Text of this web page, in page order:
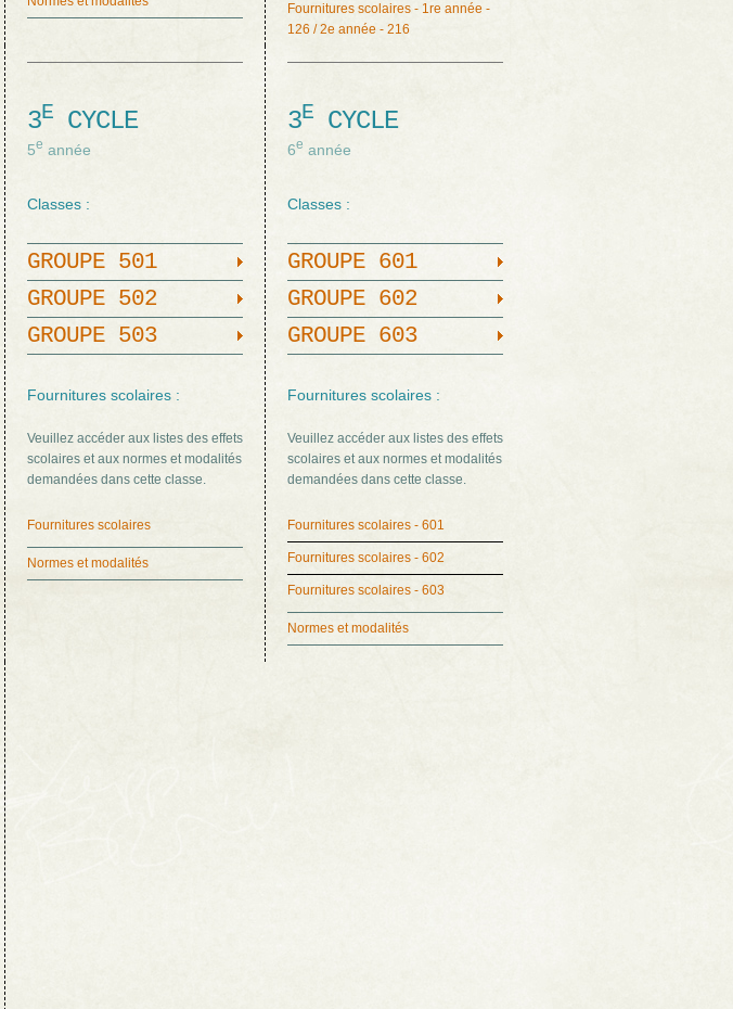
Fournitures scolaires - 1re année -
126 / 2e année - 216
3E CYCLE
5e année
Classes :
GROUPE 501
GROUPE 502
GROUPE 503
Fournitures scolaires :
Veuillez accéder aux listes des effets
scolaires et aux normes et modalités
demandées dans cette classe.
Fournitures scolaires
Normes et modalités
3E CYCLE
6e année
Classes :
GROUPE 601
GROUPE 602
GROUPE 603
Fournitures scolaires :
Veuillez accéder aux listes des effets
scolaires et aux normes et modalités
demandées dans cette classe.
Fournitures scolaires - 601
Fournitures scolaires - 602
Fournitures scolaires - 603
Normes et modalités